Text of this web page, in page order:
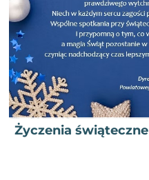
Życzenia świąteczne